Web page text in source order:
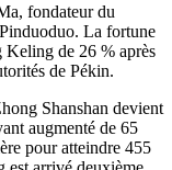
fondateur du
La fortune
Keling de 26 % après
de Pékin.
Shanshan devient
augmenté de 65
pour atteindre 455